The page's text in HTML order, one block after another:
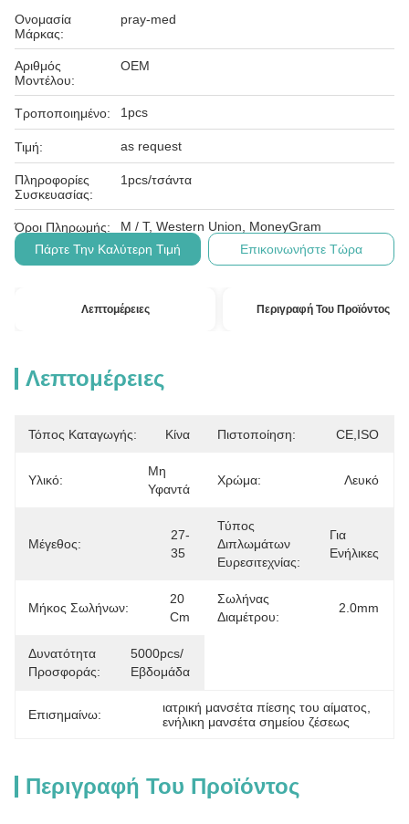
Ονομασία
Μάρκας:
pray-med
Αριθμός
Μοντέλου:
OEM
Τροποποιημένο: 1pcs
Τιμή: as request
Πληροφορίες
Συσκευασίας:
1pcs/τσάντα
Όροι Πληρωμής:
Μ / Τ, Western Union, MoneyGram
Πάρτε Την Καλύτερη Τιμή
Επικοινωνήστε Τώρα
Λεπτομέρειες Περιγραφή Του Προϊόντος
Λεπτομέρειες
Τόπος Καταγωγής: Κίνα Πιστοποίηση: CE,ISO
Υλικό:
Μη
Υφαντά
Χρώμα: Λευκό
Μέγεθος:
27-
35
Τύπος
Διπλωμάτων
Ευρεσιτεχνίας:
Για
Ενήλικες
Μήκος Σωλήνων:
20
Cm
Σωλήνας
Διαμέτρου:
2.0mm
Δυνατότητα
Προσφοράς:
5000pcs/
Εβδομάδα
Επισημαίνω: ιατρική μανσέτα πίεσης του αίματος
ενήλικη μανσέτα σημείου ζέσεως
Περιγραφή Του Προϊόντος